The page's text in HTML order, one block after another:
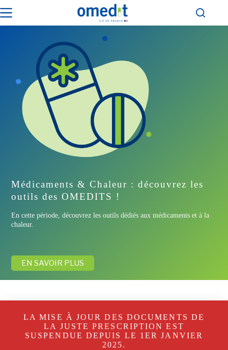
au
Médicaments & Chaleur : découvrez les
outils des OMEDITS !
En cette période, découvrez les outils dédiés aux médicaments et à la
chaleur.
EN SAVOIR PLUS
LA MISE À JOUR DES DOCUMENTS DE
LA JUSTE PRESCRIPTION EST
SUSPENDUE DEPUIS LE 1ER JANVIER
2025.